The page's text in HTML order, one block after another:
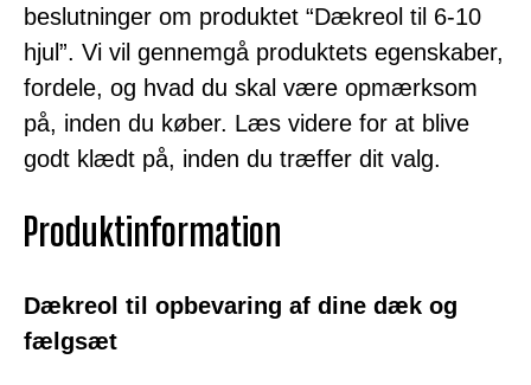
beslutninger om produktet “Dækreol til 6-10
hjul”. Vi vil gennemgå produktets egenskaber,
fordele, og hvad du skal være opmærksom
på, inden du køber. Læs videre for at blive
godt klædt på, inden du træffer dit valg.
Produktinformation
Dækreol til opbevaring af dine dæk og
fælgsæt